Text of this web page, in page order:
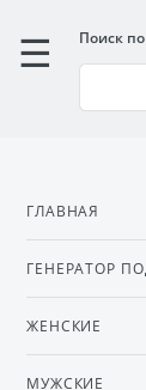
Поиск
ГЛАВНАЯ
ГЕНЕРАТОР
ЖЕНСКИЕ
МУЖСКИЕ